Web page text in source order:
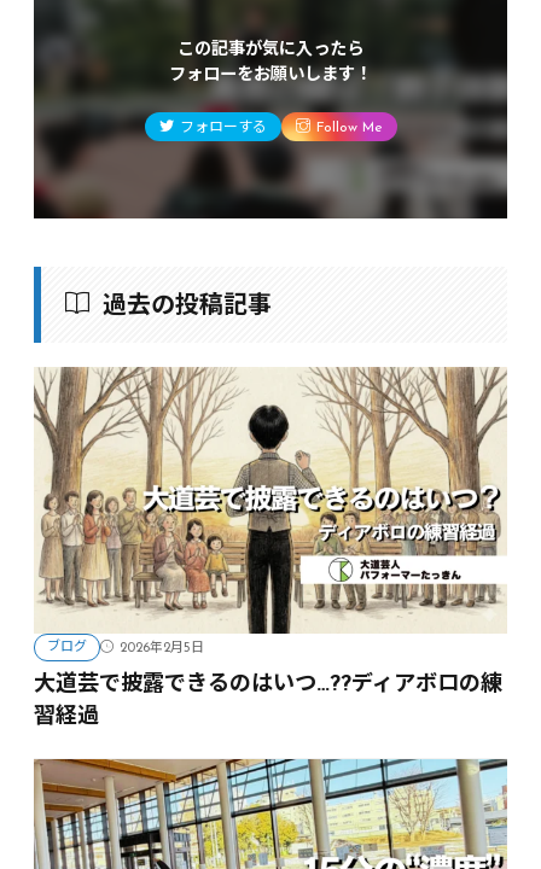
この記事が気に入ったら
フォローをお願いします！
フォローする Follow Me
過去の投稿記事
ブログ 2026年2月5日
大道芸で披露できるのはいつ…??ディアボロの練
習経過